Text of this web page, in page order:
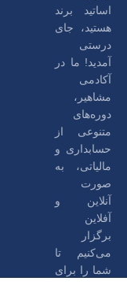
اساتید برند
هستید، جای
درستی
آمدید! ما در
آکادمی
مشاهیر،
دوره‌های
متنوعی از
حسابداری و
مالیاتی، به
صورت
آنلاین و
آفلاین
برگزار
می‌کنیم تا
شما را برای